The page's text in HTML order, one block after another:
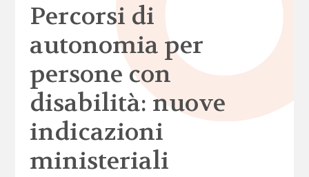
Percorsi di
autonomia per
persone con
disabilità: nuove
indicazioni
ministeriali